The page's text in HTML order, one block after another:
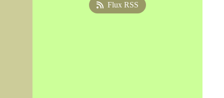
Flux RSS